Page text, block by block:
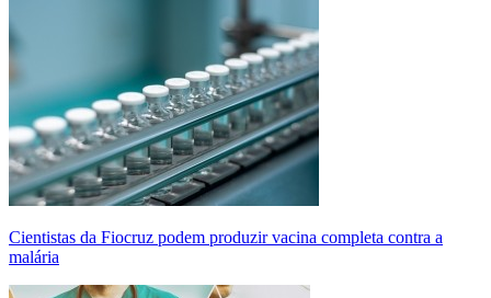
Cientistas da Fiocruz podem produzir vacina completa contra a
malária